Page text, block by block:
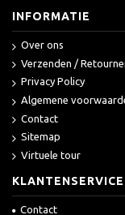
INFORMATIE
Over ons
Verzenden /
Privacy Policy
Algemene
Contact
Sitemap
Virtuele tour
KLANTENSERVICE
Contact